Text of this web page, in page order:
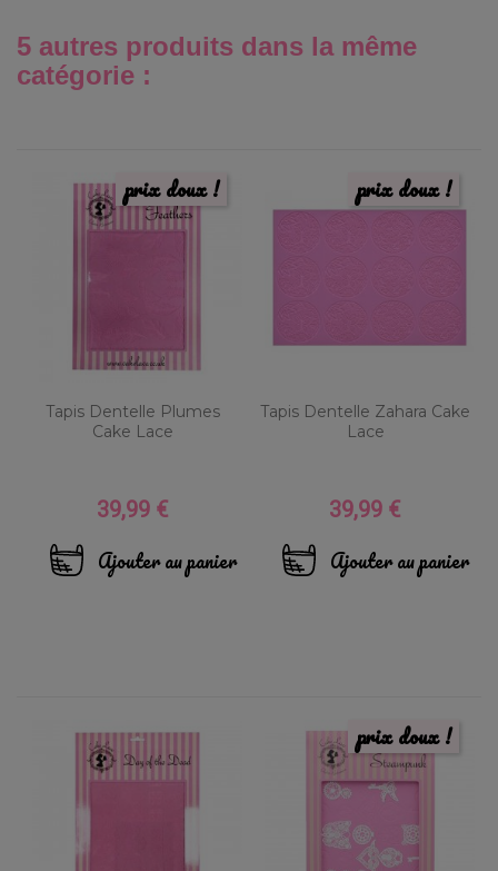
5 autres produits dans la même
catégorie :
Tapis Dentelle Plumes
Cake Lace
Prix
39,99 €
Ajouter au panier
prix doux !
Tapis Dentelle Zahara Cake
Lace
Prix
39,99 €
Ajouter au panier
prix doux !
prix doux !